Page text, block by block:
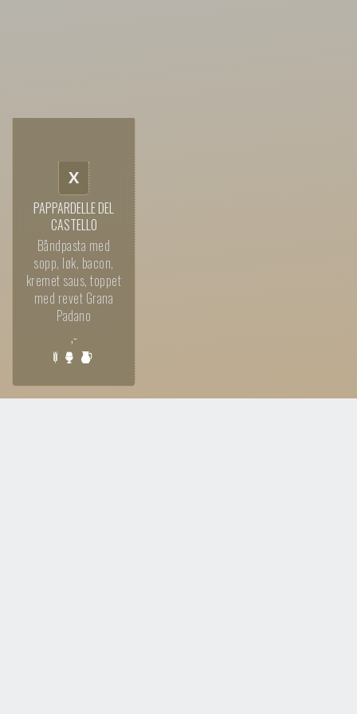
X
PAPPARDELLE DEL
CASTELLO
Båndpasta med
sopp, løk, bacon,
kremet saus, toppet
med revet Grana
Padano
,-